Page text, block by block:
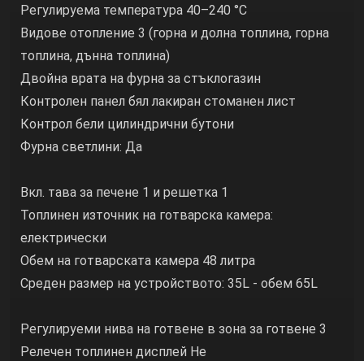
Регулируема температура 40–240 °C
Видове отопление 3 (горна и долна топлина, горна
топлина, дънна топлина)
Двойна врата на фурна за стъклогазин
Контролен панел бял лакиран стоманен лист
Контрол бели цилиндрични бутони
Фурна светлини: Да
Вкл. тава за печене 1 и решетка 1
Топлинен източник на готварска камера:
електрически
Обем на готварската камера 48 литра
Среден размер на устройството: 35L - обем 65L
Регулируеми нива на готвене в зона за готвене 3
Релечен топлинен дисплей Не